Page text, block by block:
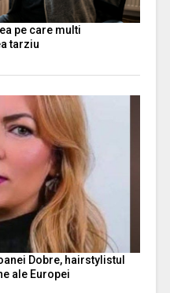
pe care multi
tarziu
Dobre, hairstylistul
ale Europei